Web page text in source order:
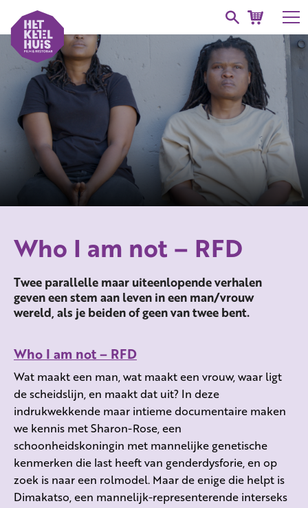
Who I am not – RFD
Twee parallelle maar uiteenlopende verhalen
geven een stem aan leven in een man/vrouw
wereld, als je beiden of geen van twee bent.
Who I am not – RFD
Wat maakt een man, wat maakt een vrouw, waar ligt
de scheidslijn, en maakt dat uit? In deze
indrukwekkende maar intieme documentaire maken
we kennis met Sharon-Rose, een
schoonheidskoningin met mannelijke genetische
kenmerken die last heeft van genderdysforie, en op
zoek is naar een rolmodel. Maar de enige die helpt is
Dimakatso, een mannelijk-representerende interseks